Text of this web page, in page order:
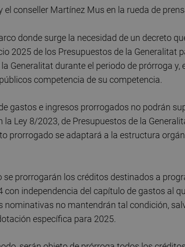
donde surge la necesidad de un decreto
2025 de los Presupuestos de la Generalitat
Generalitat durante el periodo de prórroga
competencia de su competencia.
gastos e ingresos prorrogados no podrán
la Ley 8/2023, de Presupuestos de la
prorrogado se adaptará a la estructura
se prorrogarán los créditos destinados a
con independencia del capítulo de gastos al
nominativas no mantendrán tal condición,
específica para 2025.